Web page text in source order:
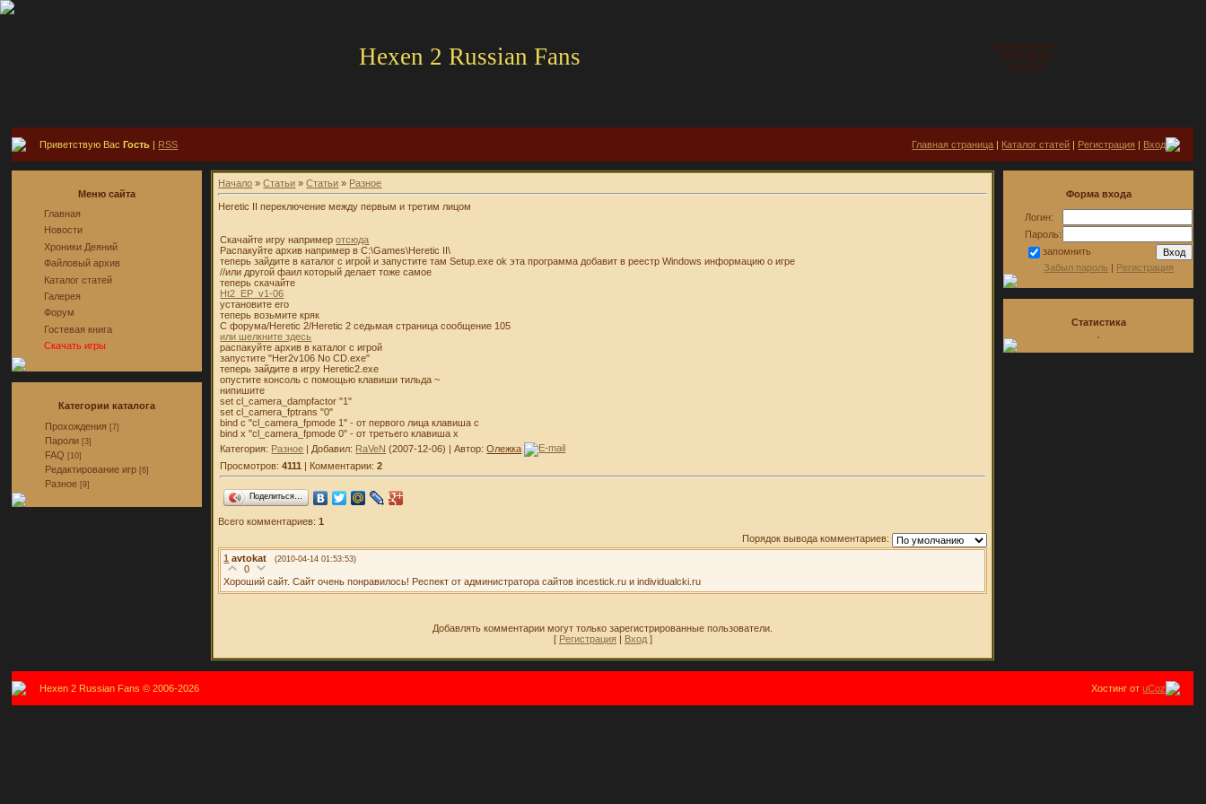
Hexen 2 Russian Fans
Воскресенье
2026-08-09
14:48:47
Приветствую ВасГость | RSS Главная страница | Каталог статей | Регистрация | Вход
Меню сайта
Главная
Новости
Хроники Деяний
Файловый архив
Каталог статей
Галерея
Форум
Гостевая книга
Скачать игры
Категории каталога
Прохождения [7]
Пароли [3]
FAQ [10]
Редактирование игр [6]
Разное [9]
Начало »Статьи »Статьи » Разное
Heretic II переключение между первым и третим лицом
Скачайте игру напримеротсюда
Распакуйте архив например в C:\Games\Heretic II\
теперь зайдите в каталог с игрой и запустите там Setup.exe ok эта программа добавит в реестр Windows информацию о игре
//или другой фаил который делает тоже самое
теперь скачайте
Ht2_EP_v1-06
установите его
теперь возьмите кряк
С форума/Heretic 2/Heretic 2 седьмая страница сообщение 105
или шелкните здесь
распакуйте архив в каталог с игрой
запустите "Her2v106 No CD.exe"
теперь зайдите в игру Heretic2.exe
опустите консоль с помощью клавиши тильда ~
нипишите
set cl_camera_dampfactor "1"
set cl_camera_fptrans "0"
bind c "cl_camera_fpmode 1" - от первого лица клавиша c
bind x "cl_camera_fpmode 0" - от третьего клавиша x
Категория: Разное | Добавил: RaVeN (2007-12-06) | Автор:Олежка
Просмотров:4111 | Комментарии:2
Поделиться…
Всего комментариев:1
Порядок вывода комментариев:
1 avtokat (2010-04-14 01:53:53)
0
Хороший сайт. Сайт очень понравилось! Респект от администратора сайтов incestick.ru и individualcki.ru
Добавлять комментарии могут только зарегистрированные пользователи.
[ Регистрация | Вход]
Форма входа
Логин:
Пароль:
запомнить
Забыл пароль | Регистрация
Статистика
Hexen 2 Russian Fans © 2006-2026 Хостинг отuCoz